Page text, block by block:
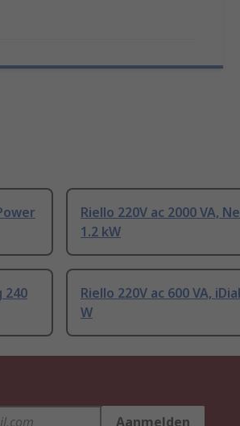
Riello 220V ac 2000 VA,
1.2 kW
240
Riello 220V ac 600 VA,
W
Aanmelden